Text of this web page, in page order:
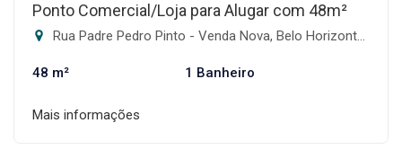
Ponto Comercial/Loja para Alugar com 48m²
Rua Padre Pedro Pinto - Venda Nova, Belo Horizonte-MG
48 m² 1 Banheiro
Mais informações